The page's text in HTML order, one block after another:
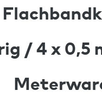
/ 4 x 0,5